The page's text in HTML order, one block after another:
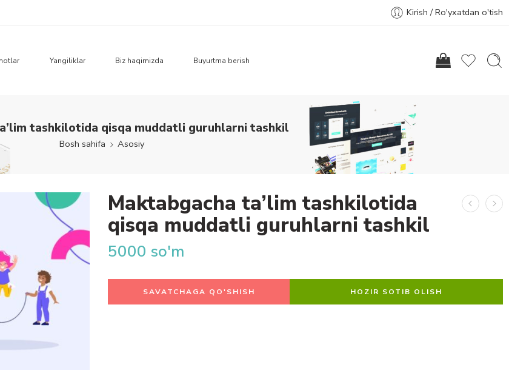
Kirish / Ro'yxatdan o'tish
Yangiliklar Biz haqimizda Buyurtma berish
tashkilotida qisqa muddatli guruhlarni tashkil
Bosh sahifa Asosiy
Maktabgacha ta’lim tashkilotida
qisqa muddatli guruhlarni tashkil
5000 so'm
SAVATCHAGA QO'SHISH HOZIR SOTIB OLISH